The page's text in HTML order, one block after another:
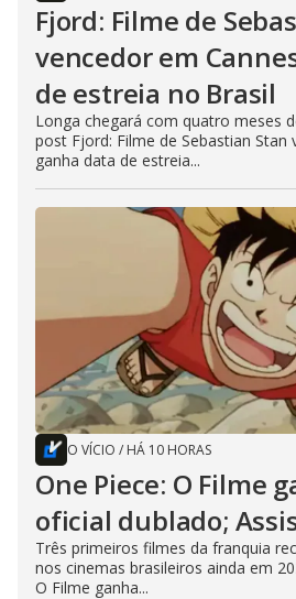
Fjord: Filme de
vencedor em
de estreia no Brasil
Longa chegará com quatro meses
post Fjord: Filme de Sebastian Stan
ganha data de estreia...
O VÍCIO / HÁ 10 HORAS
One Piece: O Filme
oficial dublado;
Três primeiros filmes da franquia
nos cinemas brasileiros ainda em
O Filme ganha...